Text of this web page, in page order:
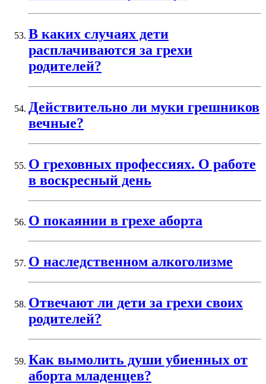
В каких случаях дети
расплачиваются за грехи
родителей?
Действительно ли муки грешников
вечные?
О греховных профессиях. О работе
в воскресный день
О покаянии в грехе аборта
О наследственном алкоголизме
Отвечают ли дети за грехи своих
родителей?
Как вымолить души убиенных от
аборта младенцев?